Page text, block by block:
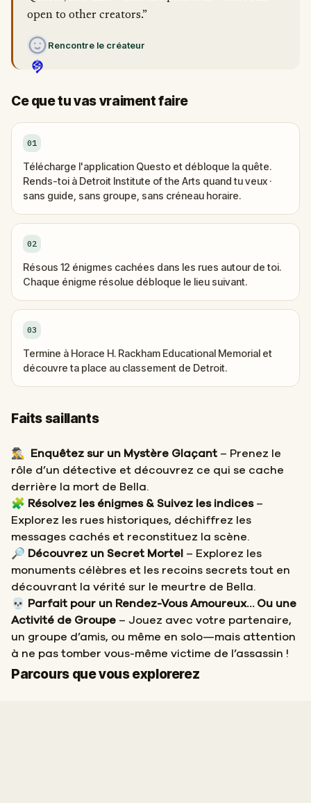
open to other creators.”
Rencontre le créateur
Ce que tu vas vraiment faire
01
Télécharge l'application Questo et débloque la quête.
Rends-toi à Detroit Institute of the Arts quand tu veux ·
sans guide, sans groupe, sans créneau horaire.
02
Résous 12 énigmes cachées dans les rues autour de toi.
Chaque énigme résolue débloque le lieu suivant.
03
Termine à Horace H. Rackham Educational Memorial et
découvre ta place au classement de Detroit.
Faits saillants
🕵️‍♂️ Enquêtez sur un Mystère Glaçant – Prenez le
rôle d’un détective et découvrez ce qui se cache
derrière la mort de Bella.
🧩 Résolvez les énigmes & Suivez les indices–
Explorez les rues historiques, déchiffrez les
messages cachés et reconstituez la scène.
🔎 Découvrez un Secret Mortel – Explorez les
monuments célèbres et les recoins secrets tout en
découvrant la vérité sur le meurtre de Bella.
💀
Parfait pour un Rendez-Vous Amoureux… Ou une
Activité de Groupe – Jouez avec votre partenaire,
un groupe d’amis, ou même en solo—mais attention
à ne pas tomber vous-même victime de l’assassin !
Parcours que vous explorerez
Départ
Arrivée